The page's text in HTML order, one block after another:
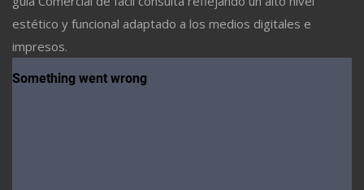
estético y funcional adaptado a los medios digitales e
impresos.